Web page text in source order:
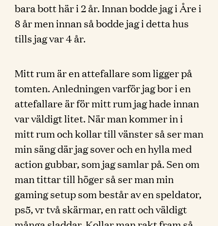
bara bott här i 2 år. Innan bodde jag i Åre i
8 år men innan så bodde jag i detta hus
tills jag var 4 år.
Mitt rum är en attefallare som ligger på
tomten. Anledningen varför jag bor i en
attefallare är för mitt rum jag hade innan
var väldigt litet. När man kommer in i
mitt rum och kollar till vänster så ser man
min säng där jag sover och en hylla med
action gubbar, som jag samlar på. Sen om
man tittar till höger så ser man min
gaming setup som består av en speldator,
ps5, vr två skärmar, en ratt och väldigt